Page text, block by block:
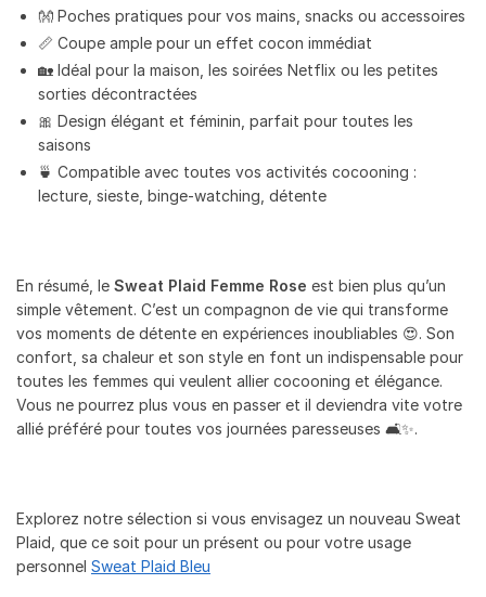
👐 Poches pratiques pour vos mains, snacks ou accessoires
📏 Coupe ample pour un effet cocon immédiat
🏡 Idéal pour la maison, les soirées Netflix ou les petites
sorties décontractées
🎀 Design élégant et féminin, parfait pour toutes les
saisons
🍵 Compatible avec toutes vos activités cocooning :
lecture, sieste, binge-watching, détente
En résumé, le Sweat Plaid Femme Rose est bien plus qu’un
simple vêtement. C’est un compagnon de vie qui transforme
vos moments de détente en expériences inoubliables 😍. Son
confort, sa chaleur et son style en font un indispensable pour
toutes les femmes qui veulent allier cocooning et élégance.
Vous ne pourrez plus vous en passer et il deviendra vite votre
allié préféré pour toutes vos journées paresseuses 🛋️✨.
Explorez notre sélection si vous envisagez un nouveau Sweat
Plaid, que ce soit pour un présent ou pour votre usage
personnel Sweat Plaid Bleu